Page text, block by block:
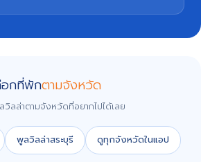
อกที่พักตามจังหวัด
วิลล่าตามจังหวัดที่อยากไปได้เลย
พูลวิลล่าสระบุรี ดูทุกจังหวัดในแอป